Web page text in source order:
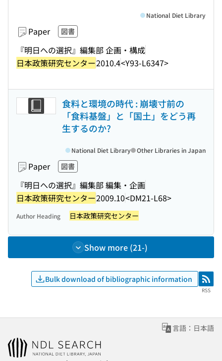
Paper 図書
『明日への選択』編集部 企画・構成
日本政策研究センター2010.4<Y93-L6347>
National Diet Library
食料と環境の時代 : 崩壊寸前の
「食料基盤」と「国土」をどう再
生するのか?
Paper 図書
『明日への選択』編集部 編集・企画
日本政策研究センター2009.10<DM21-L68>
National Diet Library Other Libraries in Japan
Author Heading 日本政策研究センター
Show more (21-)
Bulk download of bibliographic information RSS
RSS
言語：日本語